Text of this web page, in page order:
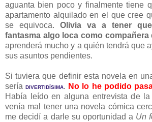
aguanta bien poco y finalmente tiene
apartamento alquilado en el que cree
se equivoca. Olivia va a tener
fantasma algo loca como compañera
aprenderá mucho y a quién tendrá que
sus asuntos pendientes.
Si tuviera que definir esta novela en
seríaDIVERTIDÍSIMA. No lo he podido
Había leído en alguna entrevista de
venía mal tener una novela cómica
me decidí a darle su oportunidad a Un